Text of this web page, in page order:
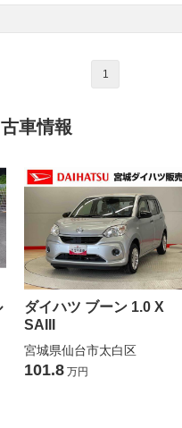
1
車情報
ダイハツ ブーン 1.0 X
SAIII
宮城県仙台市太白区
101.8 万円